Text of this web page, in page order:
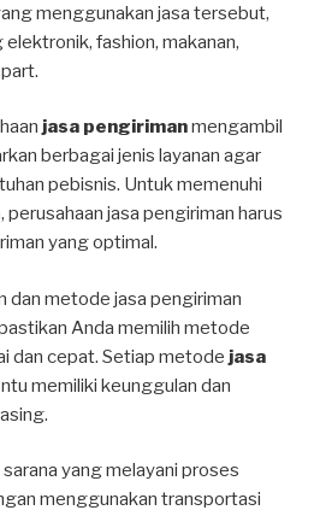
menggunakan jasa tersebut,
fashion, makanan,
jasa pengirimanmengambil
berbagai jenis layanan agar
pebisnis. Untuk memenuhi
jasa pengiriman harus
yang optimal.
dan metode jasa pengiriman
Anda memilih metode
dan cepat. Setiap metode jasa
memiliki keunggulan dan
yang melayani proses
menggunakan transportasi